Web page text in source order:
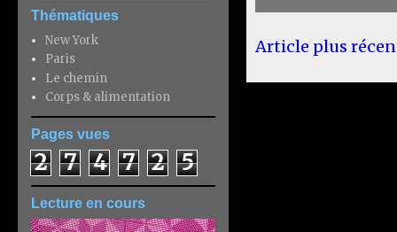
Article plus
Thématiques
New York
Paris
Le chemin
Corps & alimentation
Pages vues
2 7 4 7 2 5
Lecture en cours